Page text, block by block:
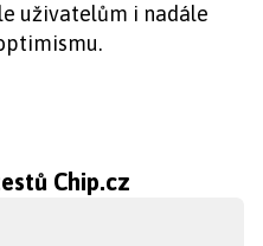
uživatelům i nadále
Chip.cz